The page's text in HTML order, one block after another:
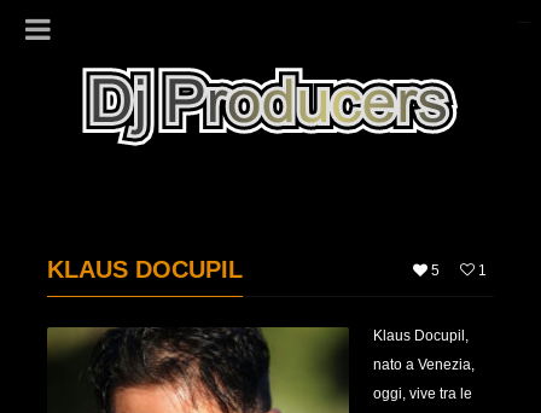
5 1
KLAUS DOCUPIL
Klaus Docupil,
nato a Venezia,
oggi, vive tra le